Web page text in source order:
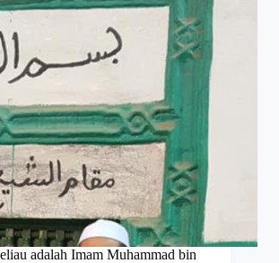
adalah Imam Muhammad bin